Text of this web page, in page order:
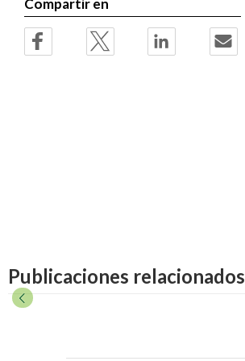
Compartir en
Publicaciones relacionados